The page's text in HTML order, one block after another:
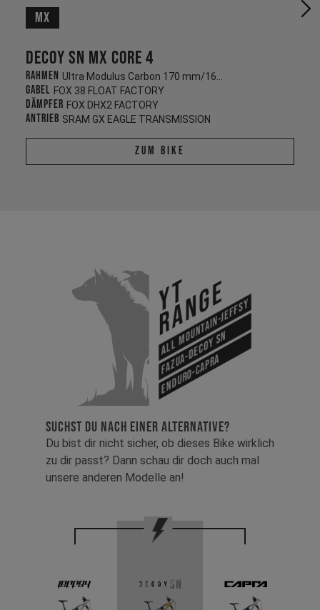
MX
Decoy SN MX CORE 4
Rahmen
Gabel FOX 38 FLOAT FACTORY
Dämpfer FOX DHX2 FACTORY
Antrieb SRAM GX EAGLE TRANSMISSION
Zum Bike
YT
Range
All Mountain-Jeffsy
Fazua-Decoy SN
Enduro-Capra
SUCHST DU NACH EINER ALTERNATIVE?
Du bist dir nicht sicher, ob dieses Bike wirklich
zu dir passt? Dann schau dir doch auch mal
unsere anderen Modelle an!